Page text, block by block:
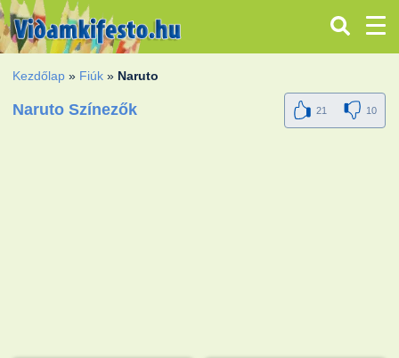
Kezdőlap » Fiúk » Naruto
Naruto Színezők 21 10